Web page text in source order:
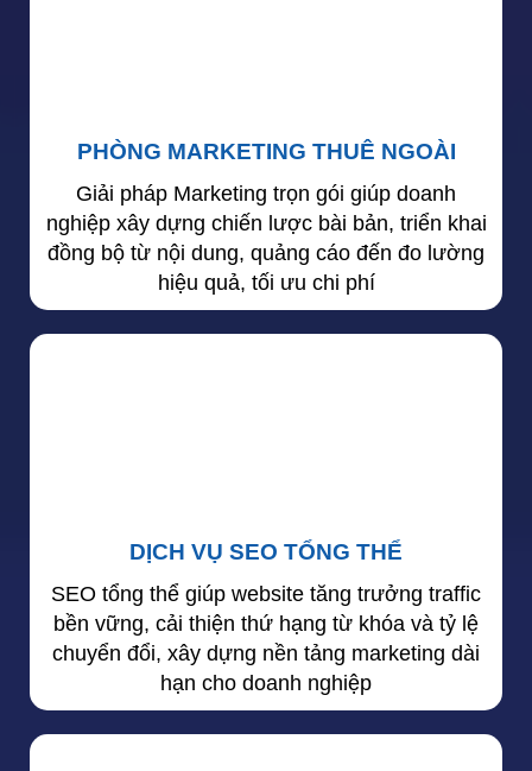
PHÒNG MARKETING THUÊ NGOÀI
Giải pháp Marketing trọn gói giúp doanh
nghiệp xây dựng chiến lược bài bản, triển khai
đồng bộ từ nội dung, quảng cáo đến đo lường
hiệu quả, tối ưu chi phí
DỊCH VỤ SEO TỔNG THỂ
SEO tổng thể giúp website tăng trưởng traffic
bền vững, cải thiện thứ hạng từ khóa và tỷ lệ
chuyển đổi, xây dựng nền tảng marketing dài
hạn cho doanh nghiệp